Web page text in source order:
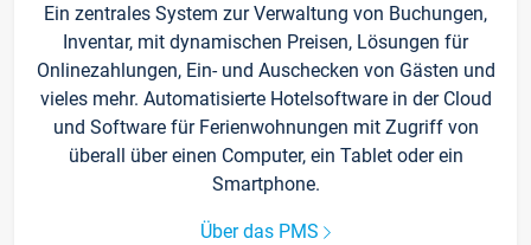
Ein zentrales System zur Verwaltung von Buchungen,
Inventar, mit dynamischen Preisen, Lösungen für
Onlinezahlungen, Ein- und Auschecken von Gästen und
vieles mehr. Automatisierte Hotelsoftware in der Cloud
und Software für Ferienwohnungen mit Zugriff von
überall über einen Computer, ein Tablet oder ein
Smartphone.
Über das PMS